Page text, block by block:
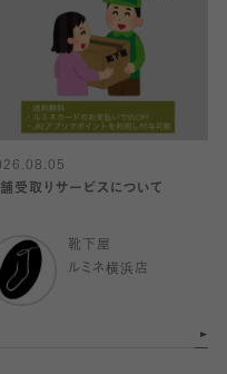
受取りサービスについて
靴下屋
ルミネ横浜店